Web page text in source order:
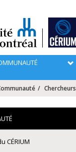
Chercheurs
CÉRIUM